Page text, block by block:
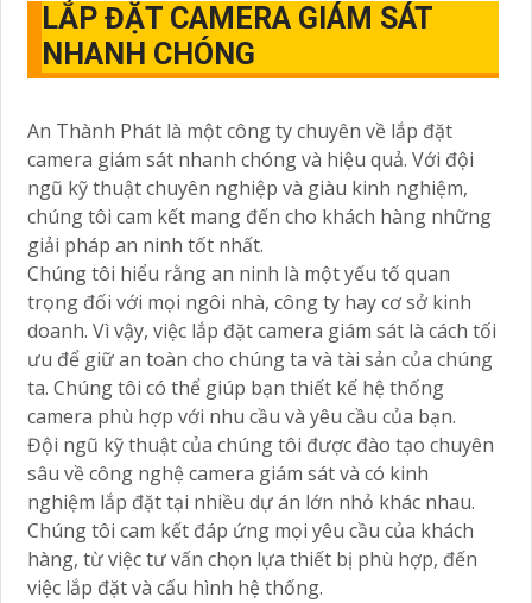
LẮP ĐẶT CAMERA GIÁM SÁT
NHANH CHÓNG
An Thành Phát là một công ty chuyên về lắp đặt
camera giám sát nhanh chóng và hiệu quả. Với đội
ngũ kỹ thuật chuyên nghiệp và giàu kinh nghiệm,
chúng tôi cam kết mang đến cho khách hàng những
giải pháp an ninh tốt nhất.
Chúng tôi hiểu rằng an ninh là một yếu tố quan
trọng đối với mọi ngôi nhà, công ty hay cơ sở kinh
doanh. Vì vậy, việc lắp đặt camera giám sát là cách tối
ưu để giữ an toàn cho chúng ta và tài sản của chúng
ta. Chúng tôi có thể giúp bạn thiết kế hệ thống
camera phù hợp với nhu cầu và yêu cầu của bạn.
Đội ngũ kỹ thuật của chúng tôi được đào tạo chuyên
sâu về công nghệ camera giám sát và có kinh
nghiệm lắp đặt tại nhiều dự án lớn nhỏ khác nhau.
Chúng tôi cam kết đáp ứng mọi yêu cầu của khách
hàng, từ việc tư vấn chọn lựa thiết bị phù hợp, đến
việc lắp đặt và cấu hình hệ thống.